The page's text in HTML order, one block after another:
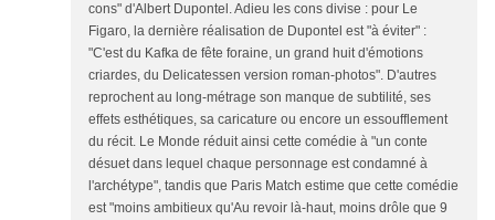
cons" d'Albert Dupontel. Adieu les cons divise : pour Le
Figaro, la dernière réalisation de Dupontel est "à éviter" :
"C'est du Kafka de fête foraine, un grand huit d'émotions
criardes, du Delicatessen version roman-photos". D'autres
reprochent au long-métrage son manque de subtilité, ses
effets esthétiques, sa caricature ou encore un essoufflement
du récit. Le Monde réduit ainsi cette comédie à "un conte
désuet dans lequel chaque personnage est condamné à
l'archétype", tandis que Paris Match estime que cette comédie
est "moins ambitieux qu'Au revoir là-haut, moins drôle que 9